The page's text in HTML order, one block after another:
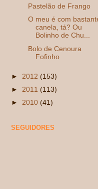
Pastelão de Frango
O meu é com
canela, tá? Ou
Bolinho de Chu...
Bolo de Cenoura
Fofinho
► 2012 (153)
► 2011 (113)
► 2010 (41)
SEGUIDORES